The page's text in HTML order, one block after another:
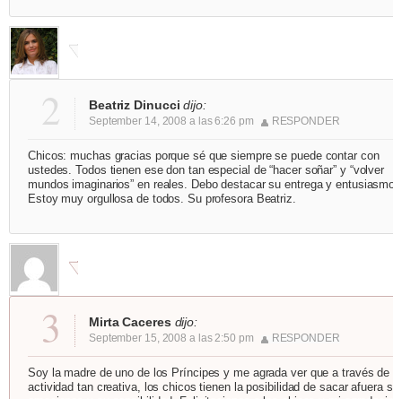
2 Beatriz Dinucci dijo:
September 14, 2008 a las 6:26 pm RESPONDER
Chicos: muchas gracias porque sé que siempre se puede contar con
ustedes. Todos tienen ese don tan especial de “hacer soñar” y “volver
mundos imaginarios” en reales. Debo destacar su entrega y entusiasmo.
Estoy muy orgullosa de todos. Su profesora Beatriz.
3 Mirta Caceres dijo:
September 15, 2008 a las 2:50 pm RESPONDER
Soy la madre de uno de los Príncipes y me agrada ver que a través de
actividad tan creativa, los chicos tienen la posibilidad de sacar afuera